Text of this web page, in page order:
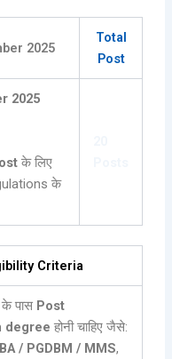
2025
Total
Post
2025
के लिए
के
Criteria
पास Post
degree होनी चाहिए जैसे:
/ PGDBM / MMS,